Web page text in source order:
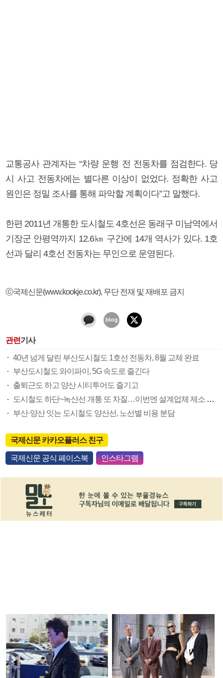
교통공사 관계자는 “차량 운행 전 전동차를 점검한다. 당
시 사고 전동차에는 별다른 이상이 없었다. 정확한 사고
원인은 정밀 조사를 통해 파악할 계획이다”고 말했다.
한편 2011년 개통한 도시철도 4호선은 동래구 미남역에서
기장군 안평역까지 12.6㎞ 구간에 14개 역사가 있다. 1호
선과 달리 4호선 전동차는 무인으로 운영된다.
ⓒ국제신문(www.kookje.co.kr), 무단 전재 및 재배포 금지
관련기사
40년 넘게 달린 부산도시철도 1호선 전동차, 8월 교체 완료
부산도시철도 와이파이, 5G 속도로 즐긴다
출퇴근도 하고 양산 시티투어도 즐기고
도시철도 하단~녹산선 개통 또 차질…이번엔 설계업체 제소 조짐
부산·양산 잇는 도시철도 양산선, 노선별 비용 분담
국제신문 카카오플러스 친구
국제신문 공식 페이스북 인스타그램